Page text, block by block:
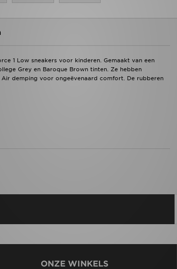
1 Low sneakers voor kinderen. Gemaakt van een
Grey en Baroque Brown tinten. Ze hebben
demping voor ongeëvenaard comfort. De rubberen
ONZE WINKELS